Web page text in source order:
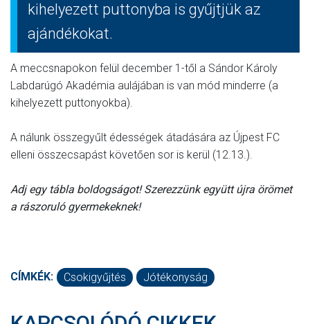
kihelyezett puttonyba is gyűjtjük az
ajándékokat.
A meccsnapokon felül december 1-től a Sándor Károly
Labdarúgó Akadémia aulájában is van mód minderre (a
kihelyezett puttonyokba).
A nálunk összegyűlt édességek átadására az Újpest FC
elleni összecsapást követően sor is kerül (12.13.).
Adj egy tábla boldogságot! Szerezzünk együtt újra örömet
a rászoruló gyermekeknek!
CÍMKÉK: Csokigyűjtés Jótékonyság